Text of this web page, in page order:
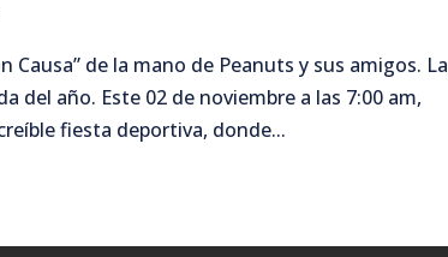
Causa” de la mano de Peanuts y sus amigos. La
del año. Este 02 de noviembre a las 7:00 am,
fiesta deportiva, donde...